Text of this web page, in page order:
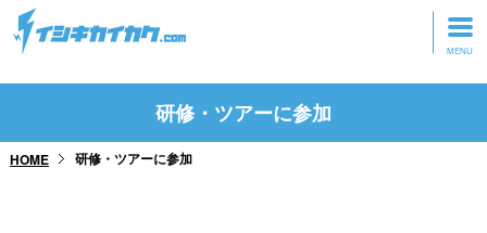
トップページ
研修・ツアーに参加
HOME 研修・ツアーに参加